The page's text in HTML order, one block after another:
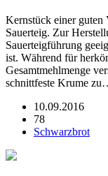
Kernstück einer
Sauerteig. Zur
Sauerteigführung
ist. Während für
Gesamtmehlmenge
schnittfeste Krume
10.09.2016
78
Schwarzbrot